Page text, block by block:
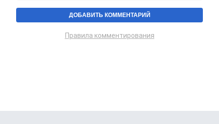
Правила комментирования